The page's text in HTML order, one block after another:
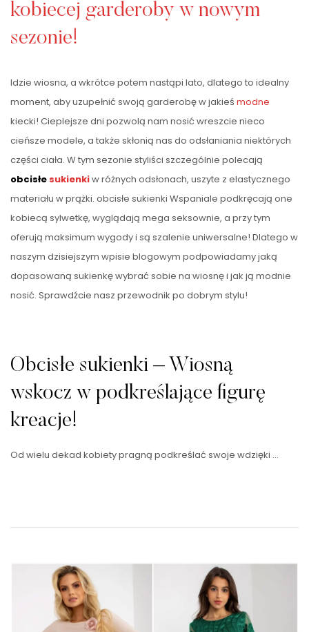
kobiecej garderoby w nowym
sezonie!
Idzie wiosna, a wkrótce potem nastąpi lato, dlatego to idealny
moment, aby uzupełnić swoją garderobę w jakieś modne
kiecki! Cieplejsze dni pozwolą nam nosić wreszcie nieco
cieńsze modele, a także skłonią nas do odsłaniania niektórych
części ciała. W tym sezonie styliści szczególnie polecają
obcisłe sukienkiw różnych odsłonach, uszyte z elastycznego
materiału w prążki. obcisłe sukienki Wspaniale podkręcają one
kobiecą sylwetkę, wyglądają mega seksownie, a przy tym
oferują maksimum wygody i są szalenie uniwersalne! Dlatego w
naszym dzisiejszym wpisie blogowym podpowiadamy jaką
dopasowaną sukienkę wybrać sobie na wiosnę i jak ją modnie
nosić. Sprawdźcie nasz przewodnik po dobrym stylu!
Obcisłe sukienki – Wiosną
wskocz w podkreślające figurę
kreacje!
Od wielu dekad kobiety pragną podkreślać swoje wdzięki …